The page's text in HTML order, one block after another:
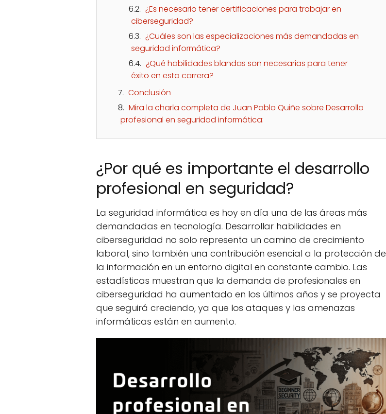
¿Es necesario tener certificaciones para trabajar en
ciberseguridad?
¿Cuáles son las especializaciones más demandadas en
seguridad informática?
¿Qué habilidades blandas son necesarias para tener
éxito en esta carrera?
Conclusión
Mira la charla completa de Juan Pablo Quiñe sobre Desarrollo
profesional en seguridad informática:
¿Por qué es importante el desarrollo
profesional en seguridad?
La seguridad informática es hoy en día una de las áreas más
demandadas en tecnología. Desarrollar habilidades en
ciberseguridad no solo representa un camino de crecimiento
laboral, sino también una contribución esencial a la protección de
la información en un entorno digital en constante cambio. Las
estadísticas muestran que la demanda de profesionales en
ciberseguridad ha aumentado en los últimos años y se proyecta
que seguirá creciendo, ya que los ataques y las amenazas
informáticas están en aumento.